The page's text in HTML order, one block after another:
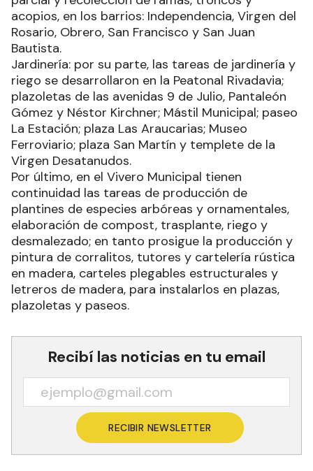
acopios, en los barrios: Independencia, Virgen del
Rosario, Obrero, San Francisco y San Juan
Bautista.
Jardinería: por su parte, las tareas de jardinería y
riego se desarrollaron en la Peatonal Rivadavia;
plazoletas de las avenidas 9 de Julio, Pantaleón
Gómez y Néstor Kirchner; Mástil Municipal; paseo
La Estación; plaza Las Araucarias; Museo
Ferroviario; plaza San Martín y templete de la
Virgen Desatanudos.
Por último, en el Vivero Municipal tienen
continuidad las tareas de producción de
plantines de especies arbóreas y ornamentales,
elaboración de compost, trasplante, riego y
desmalezado; en tanto prosigue la producción y
pintura de corralitos, tutores y cartelería rústica
en madera, carteles plegables estructurales y
letreros de madera, para instalarlos en plazas,
plazoletas y paseos.
Recibí las noticias en tu email
RECIBIR NEWSLETTER